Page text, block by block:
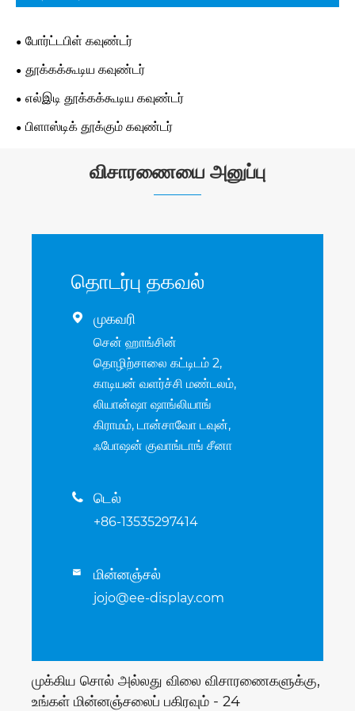
போர்ட்டபிள் கவுண்டர்
தூக்கக்கூடிய கவுண்டர்
எல்இடி தூக்கக்கூடிய கவுண்டர்
பிளாஸ்டிக் தூக்கும் கவுண்டர்
விசாரணையை அனுப்பு
தொடர்பு தகவல்
 முகவரி
சென் ஹாங்சின்
தொழிற்சாலை கட்டிடம் 2,
காடியன் வளர்ச்சி மண்டலம்,
லியான்ஷா ஷாங்லியாங்
கிராமம், டான்சாவோ டவுன்,
ஃபோஷன் குவாங்டாங் சீனா
 டெல்
+86-13535297414
 மின்னஞ்சல்
jojo@ee-display.com
முக்கிய சொல் அல்லது விலை விசாரணைகளுக்கு,
உங்கள் மின்னஞ்சலைப் பகிரவும் - 24